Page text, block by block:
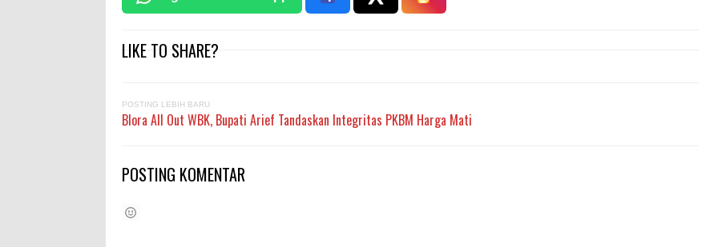
LIKE TO SHARE?
POSTING LEBIH BARU
Blora All Out WBK, Bupati Arief Tandaskan Integritas PKBM Harga Mati
POSTING KOMENTAR